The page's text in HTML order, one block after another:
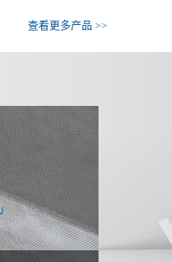
查看更多产品 >>